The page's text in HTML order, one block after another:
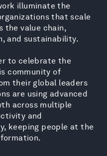
illuminate the
that scale
the value chain,
and sustainability.
to celebrate the
community of
their global leaders
are using advanced
across multiple
and
keeping people at the